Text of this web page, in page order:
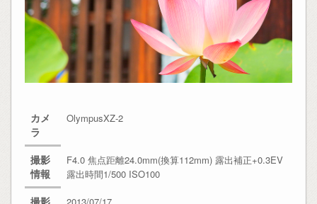
カメ
ラ
OlympusXZ-2
撮影
情報
F4.0 焦点距離24.0mm(換算112mm) 露出補正+0.3EV
露出時間1/500 ISO100